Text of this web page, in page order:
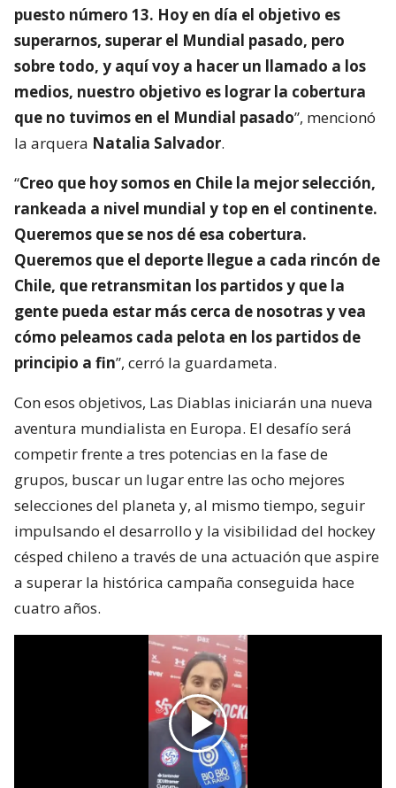
puesto número 13. Hoy en día el objetivo es
superarnos, superar el Mundial pasado, pero
sobre todo, y aquí voy a hacer un llamado a los
medios, nuestro objetivo es lograr la cobertura
que no tuvimos en el Mundial pasado”, mencionó
la arquera Natalia Salvador.
“Creo que hoy somos en Chile la mejor selección,
rankeada a nivel mundial y top en el continente.
Queremos que se nos dé esa cobertura.
Queremos que el deporte llegue a cada rincón de
Chile, que retransmitan los partidos y que la
gente pueda estar más cerca de nosotras y vea
cómo peleamos cada pelota en los partidos de
principio a fin”, cerró la guardameta.
Con esos objetivos, Las Diablas iniciarán una nueva
aventura mundialista en Europa. El desafío será
competir frente a tres potencias en la fase de
grupos, buscar un lugar entre las ocho mejores
selecciones del planeta y, al mismo tiempo, seguir
impulsando el desarrollo y la visibilidad del hockey
césped chileno a través de una actuación que aspire
a superar la histórica campaña conseguida hace
cuatro años.